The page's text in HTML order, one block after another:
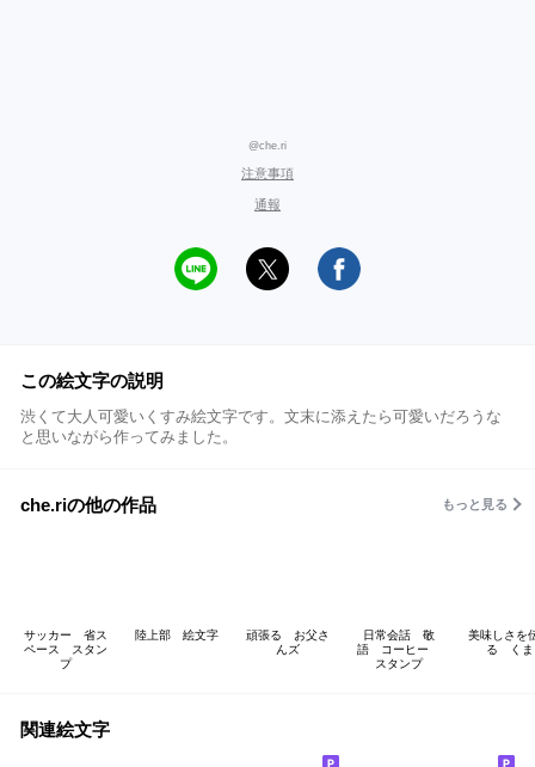
@che.ri
注意事項
通報
この絵文字の説明
渋くて大人可愛いくすみ絵文字です。文末に添えたら可愛いだろうな
と思いながら作ってみました。
che.riの他の作品 もっと見る
サッカー 省ス
ペース スタン
プ
陸上部 絵文字
頑張る お父さ
んズ
日常会話 敬
語 コーヒー
スタンプ
美味しさを
る くま
関連絵文字